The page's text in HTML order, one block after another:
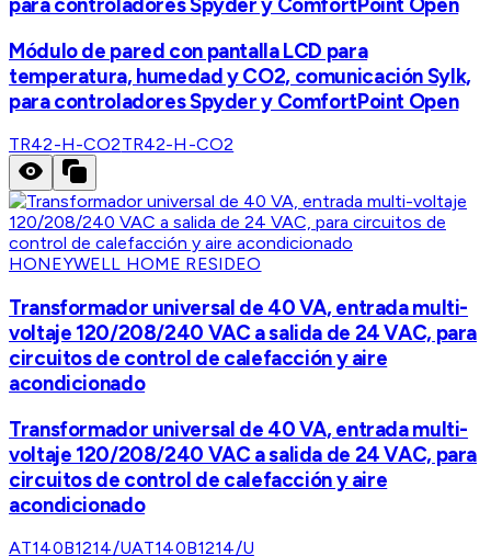
Módulo de pared con pantalla LCD para
temperatura, humedad y CO2, comunicación Sylk,
para controladores Spyder y ComfortPoint Open
TR42-H-CO2TR42-H-CO2
HONEYWELL HOME RESIDEO
Transformador universal de 40 VA, entrada multi-
voltaje 120/208/240 VAC a salida de 24 VAC, para
circuitos de control de calefacción y aire
acondicionado
Transformador universal de 40 VA, entrada multi-
voltaje 120/208/240 VAC a salida de 24 VAC, para
circuitos de control de calefacción y aire
acondicionado
AT140B1214/UAT140B1214/U